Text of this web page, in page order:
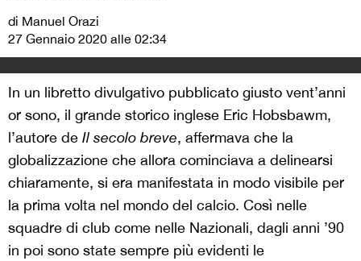
di Manuel Orazi
27 Gennaio 2020 alle 02:34
In un libretto divulgativo pubblicato giusto vent’anni
or sono, il grande storico inglese Eric Hobsbawm,
l’autore de Il secolo breve, affermava che la
globalizzazione che allora cominciava a delinearsi
chiaramente, si era manifestata in modo visibile per
la prima volta nel mondo del calcio. Così nelle
squadre di club come nelle Nazionali, dagli anni ’90
in poi sono state sempre più evidenti le